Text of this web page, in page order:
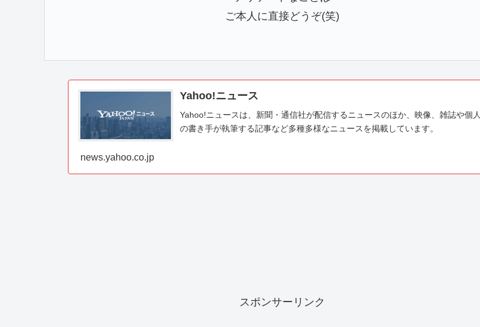
ご本人に直接どうぞ(笑)
Yahoo!ニュース
Yahoo!ニュースは、新聞・通信社が配信するニュースのほか、映像、雑誌や個人
の書き手が執筆する記事など多種多様なニュースを掲載しています。
news.yahoo.co.jp
スポンサーリンク